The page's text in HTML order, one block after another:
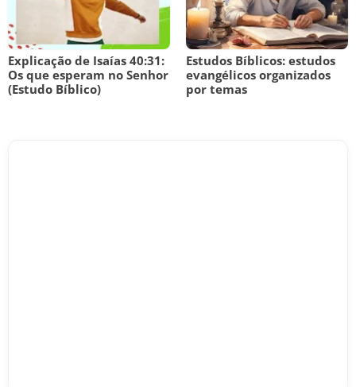
Explicação de Isaías 40:31:
Os que esperam no Senhor
(Estudo Bíblico)
Estudos Bíblicos: estudos
evangélicos organizados
por temas